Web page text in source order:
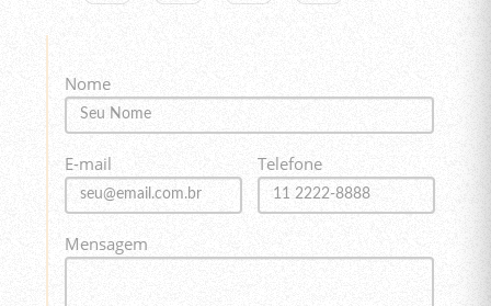
Nome
E-mail Telefone
Mensagem